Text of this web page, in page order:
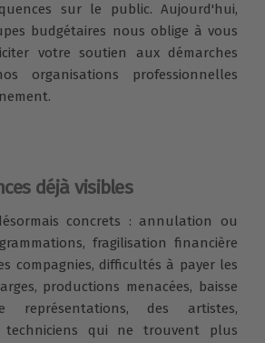
sur le public. Aujourd'hui,
budgétaires nous oblige à vous
votre soutien aux démarches
organisations professionnelles
déjà visibles
concrets : annulation ou
fragilisation financière
compagnies, difficultés à payer les
productions menacées, baisse
des artistes,
techniciens qui ne trouvent plus